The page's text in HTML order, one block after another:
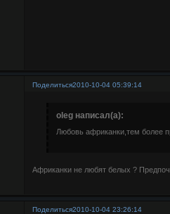
Поделиться2010-10-04 05:39:14
oleg написал(а):
Любовь африканки,тем более
Африканки не любят белых ?
Поделиться2010-10-04 23:26:14